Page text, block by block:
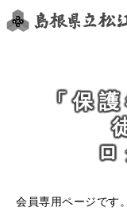
このページの本文へ
「保
会員専用ページです。